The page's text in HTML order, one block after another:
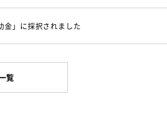
金」に採択されました
覧